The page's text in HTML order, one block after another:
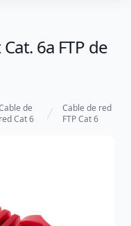
6a FTP de
de
red Cat 6
Cable de red
FTP Cat 6